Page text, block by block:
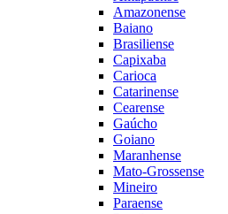
Amazonense
Baiano
Brasiliense
Capixaba
Carioca
Catarinense
Cearense
Gaúcho
Goiano
Maranhense
Mato-Grossense
Mineiro
Paraense